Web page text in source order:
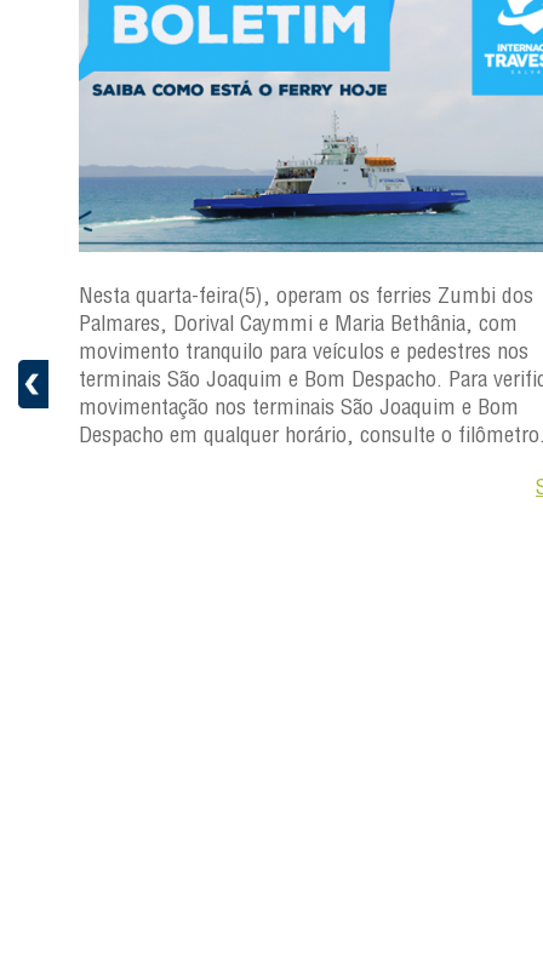
a
Nesta quarta-feira(5), operam os ferries Zumbi dos
Palmares, Dorival Caymmi e Maria Bethânia, com
movimento tranquilo para veículos e pedestres nos
terminais São Joaquim e Bom Despacho. Para
movimentação nos terminais São Joaquim e Bom
Despacho em qualquer horário, consulte o